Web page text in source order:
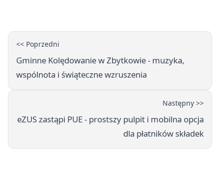
<< Poprzedni
Gminne Kolędowanie w Zbytkowie - muzyka,
wspólnota i świąteczne wzruszenia
Następny >>
eZUS zastąpi PUE - prostszy pulpit i mobilna opcja
dla płatników składek